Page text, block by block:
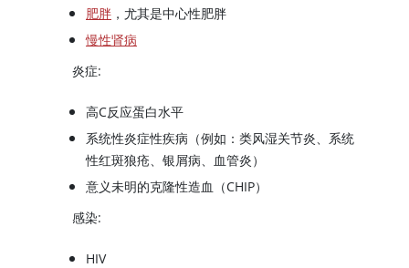
肥胖 ，尤其是中心性肥胖
慢性肾病
炎症:
高C反应蛋白水平
系统性炎症性疾病（例如：类风湿关节炎、系统
性红斑狼疮、银屑病、血管炎）
意义未明的克隆性造血（CHIP）
感染:
HIV